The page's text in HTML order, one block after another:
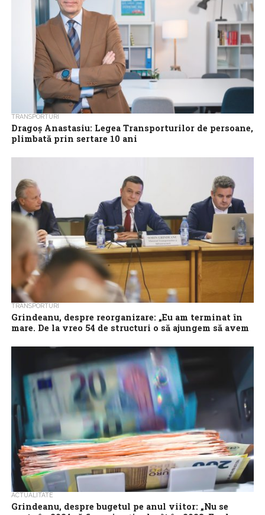
TRANSPORTURI
Dragoş Anastasiu: Legea Transporturilor de persoane,
plimbată prin sertare 10 ani
Acesta afirmă că avertismentele Consiliului...
TRANSPORTURI
Grindeanu, despre reorganizare: „Eu am terminat în
mare. De la vreo 54 de structuri o să ajungem să avem
Ministerul Transporturilor şi Infrastructurii va mai avea în
coordonare în jur de 30 de structuri după reorganizare, de la 54
câte sunt...
ACTUALITATE
Grindeanu, despre bugetul pe anul viitor: „Nu se